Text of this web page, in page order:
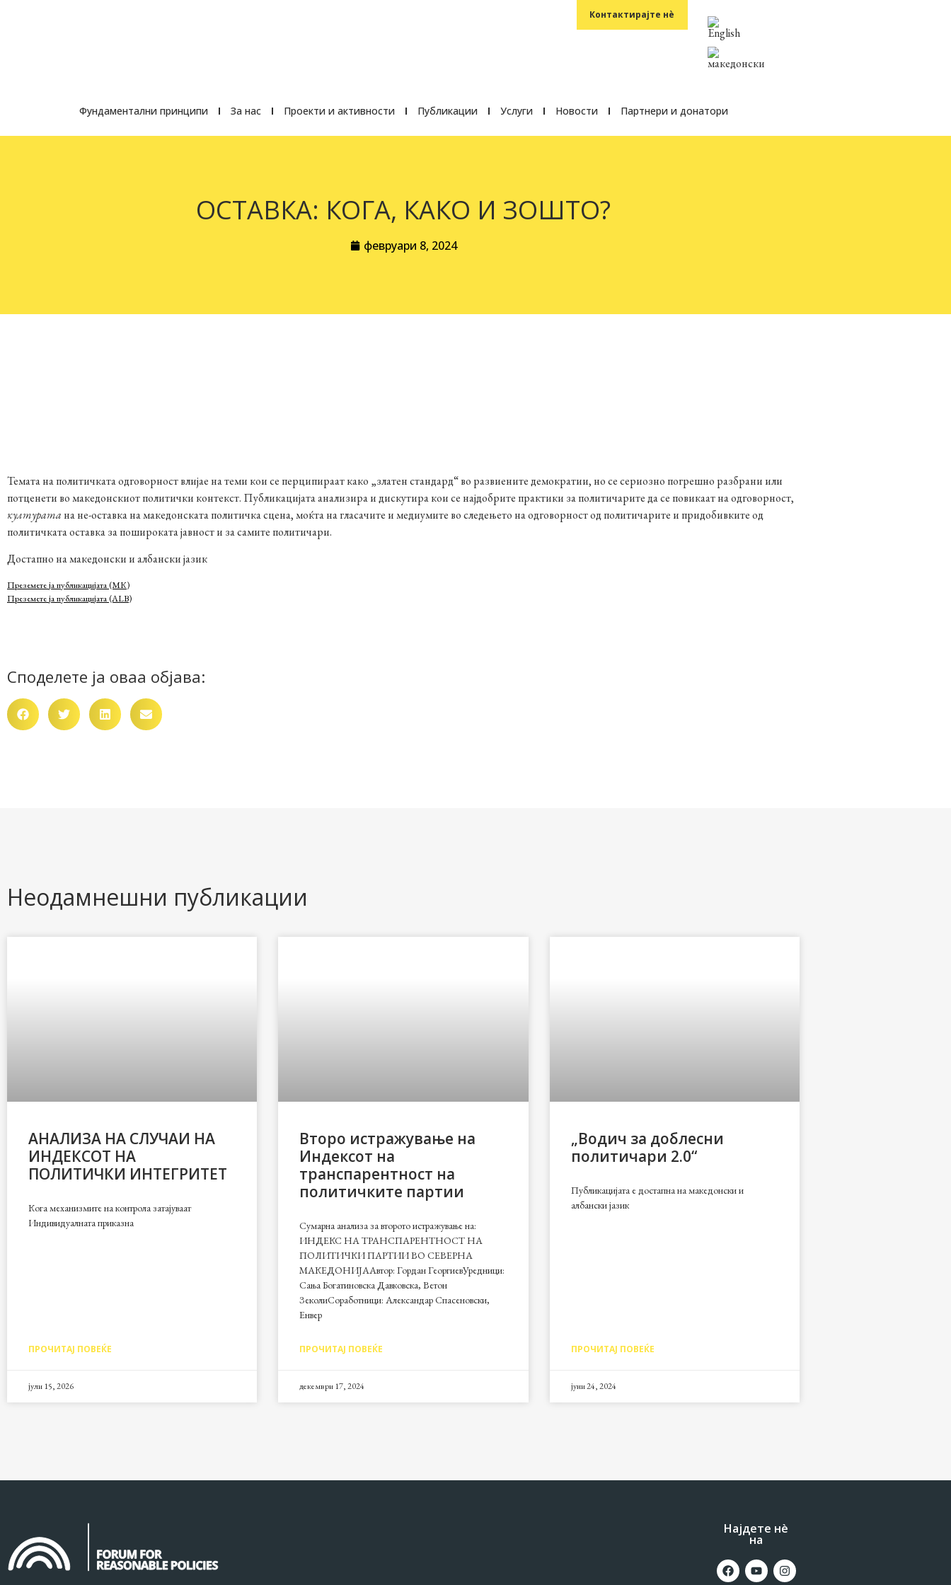
Контактирајте нè
Фундаментални принципи За нас Проекти и активности Публикации Услуги Новости Партнери и донатори
ОСТАВКА: КОГА, КАКО И ЗОШТО?
февруари 8, 2024
Темата на политичката одговорност влијае на теми кои се перципираат како „златен стандард“ во развиените демократии, но се сериозно погрешно разбрани или
потценети во македонскиот политички контекст. Публикацијата анализира и дискутира кои се најдобрите практики за политичарите да се повикаат на одговорност,
културата на не-оставка на македонската политичка сцена, моќта на гласачите и медиумите во следењето на одговорност од политичарите и придобивките од
политичката оставка за пошироката јавност и за самите политичари.
Достапно на македонски и албански јазик
Преземете ја публикацијата (МК)
Преземете ја публикацијата (ALB)
Споделете ја оваа објава:
Неодамнешни публикации
АНАЛИЗА НА СЛУЧАИ НА
ИНДЕКСОТ НА
ПОЛИТИЧКИ ИНТЕГРИТЕТ
Кога механизмите на контрола затајуваат
Индивидуалната приказна
ПРОЧИТАЈ ПОВЕЌЕ
јули 15, 2026
Второ истражување на
Индексот на
транспарентност на
политичките партии
Сумарна анализа за второто истражување на:
ИНДЕКС НА ТРАНСПАРЕНТНОСТ НА
ПОЛИТИЧКИ ПАРТИИ ВО СЕВЕРНА
МАКЕДОНИЈААвтор: Гордан ГеоргиевУредници:
Сања Богатиновска Давковска, Ветон
ЗеколиСоработници: Александар Спасеновски,
Енвер
ПРОЧИТАЈ ПОВЕЌЕ
декември 17, 2024
„Водич за доблесни
политичари 2.0“
Публикацијата е достапна на македонски и
албански јазик
ПРОЧИТАЈ ПОВЕЌЕ
јуни 24, 2024
Најдете нè
на